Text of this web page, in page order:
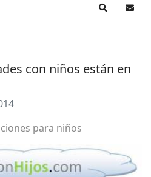
Search
con niños están en
para niños